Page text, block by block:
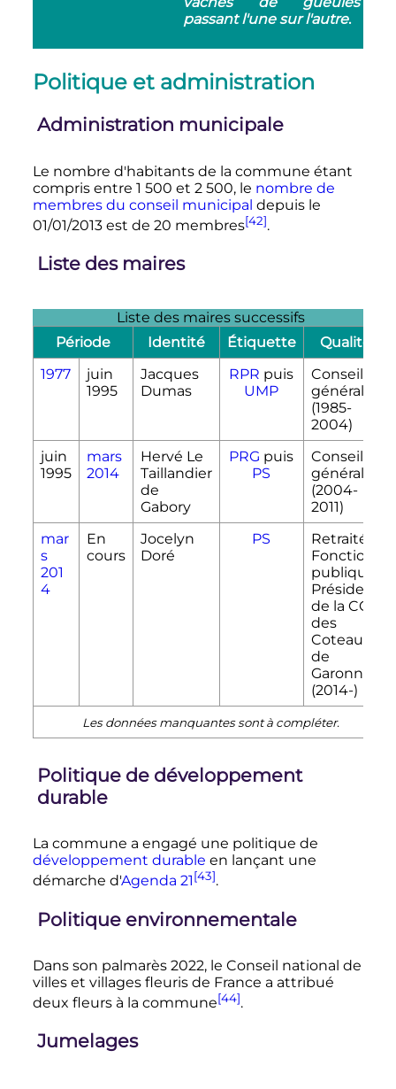
passant l'une sur l'autre.
Politique et administration
Administration municipale
Le nombre d'habitants de la commune étant
compris entre 1 500 et 2 500, le nombre de
membres du conseil municipal depuis le
01/01/2013 est de 20 membres[42].
Liste des maires
Liste des maires successifs
Période
Identité Étiquette
Qualité
1977
juin
1995
Jacques
Dumas
RPR puis
UMP
Conseiller
général
(1985-
2004)
juin
1995
mars
2014
Hervé Le
Taillandier
de
Gabory
PRG puis
PS
Conseiller
général
(2004-
2011)
mar
s
201
4
En
cours
Jocelyn
Doré
PS
Retraité
Fonction
publique
Président
de la CC
des
Coteaux
de
Garonne
(2014-)
Les données manquantes sont à compléter.
Politique de développement
durable
La commune a engagé une politique de
développement durable en lançant une
démarche d'Agenda 21[43].
Politique environnementale
Dans son palmarès 2022, le Conseil national de
villes et villages fleuris de France a attribué
deux fleurs à la commune[44].
Jumelages